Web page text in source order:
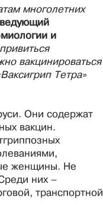
многолетних
и
вакцинироваться
Тетра»
Они содержат
вакцин.
женщины. Не
них –
транспортной